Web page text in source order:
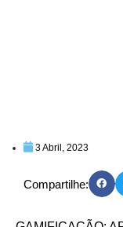
3 Abril, 2023
Compartilhe: